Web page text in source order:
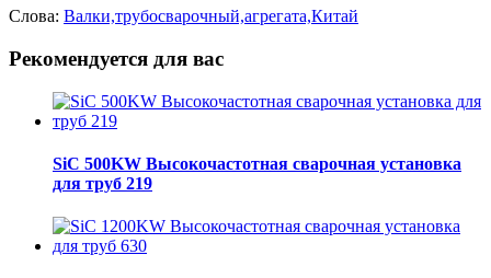
Слова: Валки,трубосварочный,агрегата,Китай
Рекомендуется для вас
SiC 500KW Высокочастотная сварочная установка
для труб 219